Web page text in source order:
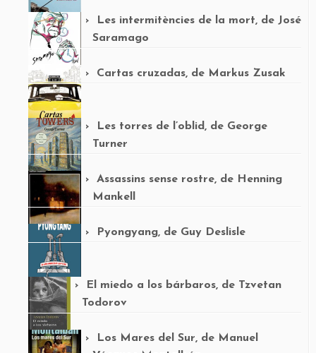
Les intermitències de la mort, de José
Saramago
Cartas cruzadas, de Markus Zusak
Les torres de l’oblid, de George
Turner
Assassins sense rostre, de Henning
Mankell
Pyongyang, de Guy Deslisle
El miedo a los bárbaros, de Tzvetan
Todorov
Los Mares del Sur, de Manuel